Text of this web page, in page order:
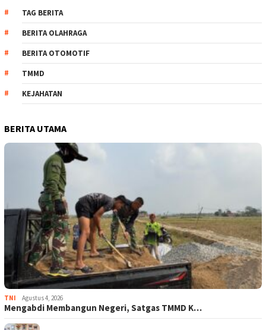
TAG BERITA
BERITA OLAHRAGA
BERITA OTOMOTIF
TMMD
KEJAHATAN
BERITA UTAMA
TNI Agustus 4, 2026
Mengabdi Membangun Negeri, Satgas TMMD K…